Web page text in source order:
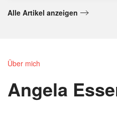
Alle Artikel anzeigen
Über mich
Angela